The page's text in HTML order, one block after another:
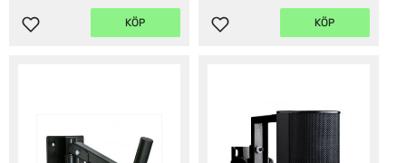
Lägg till i favoriter
KÖP
Lägg till i favoriter
KÖP